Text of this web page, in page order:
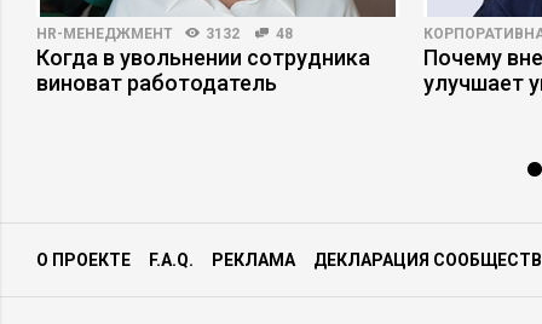
HR-МЕНЕДЖМЕНТ 3132 48
Когда в увольнении сотрудника
виноват работодатель
Почему
улучшает
О ПРОЕКТЕ F.A.Q. РЕКЛАМА ДЕКЛАРАЦИЯ